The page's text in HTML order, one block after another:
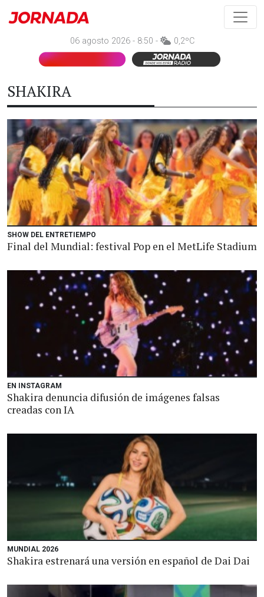
06 agosto 2026 - 8:50 - 0,2ºC
SHAKIRA
SHOW DEL ENTRETIEMPO
Final del Mundial: festival Pop en el MetLife Stadium
EN INSTAGRAM
Shakira denuncia difusión de imágenes falsas
creadas con IA
MUNDIAL 2026
Shakira estrenará una versión en español de Dai Dai